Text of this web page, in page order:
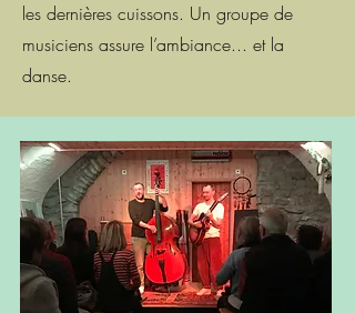
les dernières cuissons. Un groupe de
musiciens assure l’ambiance... et la
danse.